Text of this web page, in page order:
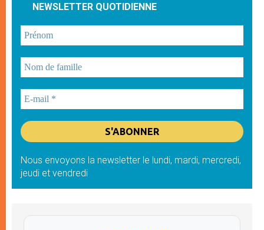
NEWSLETTER QUOTIDIENNE
Nous envoyons la newsletter le lundi, mardi, mercredi,
jeudi et vendredi